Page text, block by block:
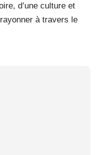
d’une culture et
à travers le